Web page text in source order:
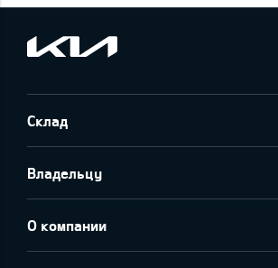
Склад
Владельцу
О компании